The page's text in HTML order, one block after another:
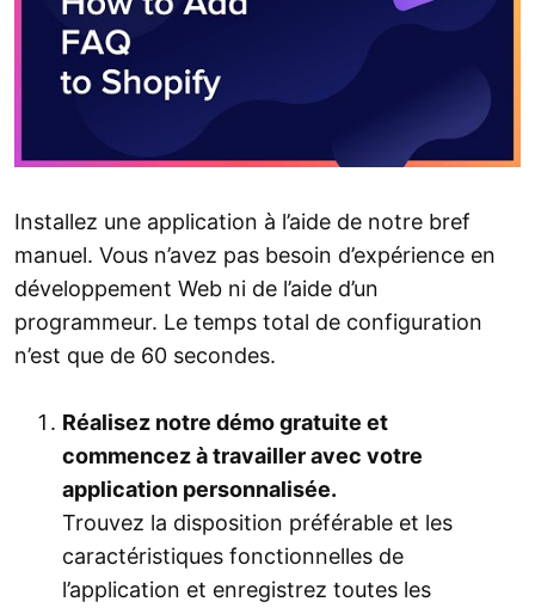
Installez une application à l’aide de notre bref
manuel. Vous n’avez pas besoin d’expérience en
développement Web ni de l’aide d’un
programmeur. Le temps total de configuration
n’est que de 60 secondes.
Réalisez notre démo gratuite et
commencez à travailler avec votre
application personnalisée.
Trouvez la disposition préférable et les
caractéristiques fonctionnelles de
l’application et enregistrez toutes les